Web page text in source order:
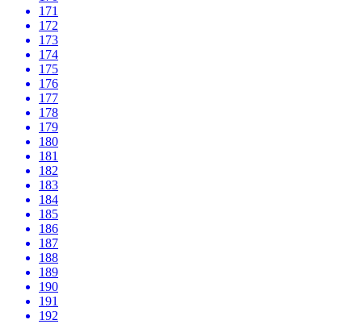
171
172
173
174
175
176
177
178
179
180
181
182
183
184
185
186
187
188
189
190
191
192